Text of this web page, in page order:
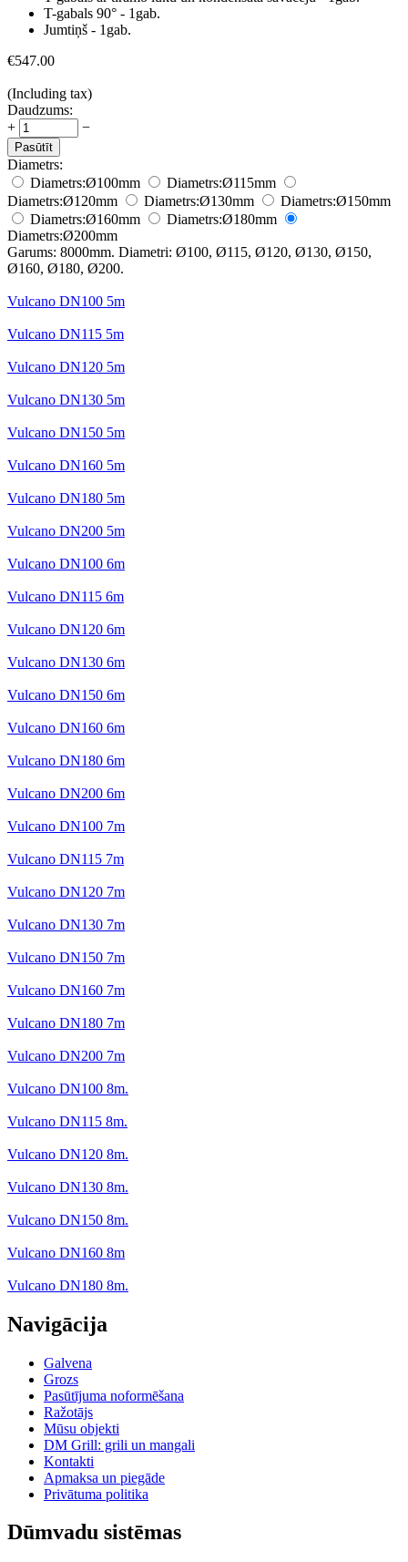
T-gabals 90° - 1gab.
Jumtiņš - 1gab.
€547.00
(Including tax)
Daudzums:
+
−
Pasūtīt
Diametrs:
Diametrs:Ø100mm Diametrs:Ø115mm
Diametrs:Ø120mm Diametrs:Ø130mm Diametrs:Ø150mm
Diametrs:Ø160mm Diametrs:Ø180mm
Diametrs:Ø200mm
Garums: 8000mm. Diametri: Ø100, Ø115, Ø120, Ø130, Ø150,
Ø160, Ø180, Ø200.
Vulcano DN100 5m
Vulcano DN115 5m
Vulcano DN120 5m
Vulcano DN130 5m
Vulcano DN150 5m
Vulcano DN160 5m
Vulcano DN180 5m
Vulcano DN200 5m
Vulcano DN100 6m
Vulcano DN115 6m
Vulcano DN120 6m
Vulcano DN130 6m
Vulcano DN150 6m
Vulcano DN160 6m
Vulcano DN180 6m
Vulcano DN200 6m
Vulcano DN100 7m
Vulcano DN115 7m
Vulcano DN120 7m
Vulcano DN130 7m
Vulcano DN150 7m
Vulcano DN160 7m
Vulcano DN180 7m
Vulcano DN200 7m
Vulcano DN100 8m.
Vulcano DN115 8m.
Vulcano DN120 8m.
Vulcano DN130 8m.
Vulcano DN150 8m.
Vulcano DN160 8m
Vulcano DN180 8m.
Navigācija
Galvena
Grozs
Pasūtījuma noformēšana
Ražotājs
Mūsu objekti
DM Grill: grili un mangali
Kontakti
Apmaksa un piegāde
Privātuma politika
Dūmvadu sistēmas